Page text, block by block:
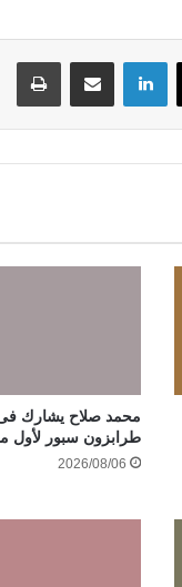
لينكدإن
محمد صلاح يشارك فى
طرابزون سبور لأول
2026/08/06